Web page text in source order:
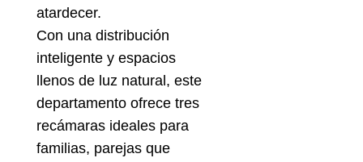
atardecer.
Con una distribución
inteligente y espacios
llenos de luz natural, este
departamento ofrece tres
recámaras ideales para
familias, parejas que